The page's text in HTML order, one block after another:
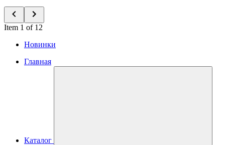
Item 1 of 12
Новинки
Главная
Каталог